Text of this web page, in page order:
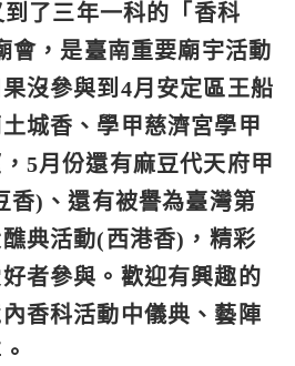
了三年一科的「香科
會，是臺南重要廟宇活動
沒參與到4月安定區王船
城香、學甲慈濟宮學甲
5月份還有麻豆代天府甲
香)、還有被譽為臺灣第
典活動(西港香)，精彩
者參與。歡迎有興趣的
香科活動中儀典、藝陣